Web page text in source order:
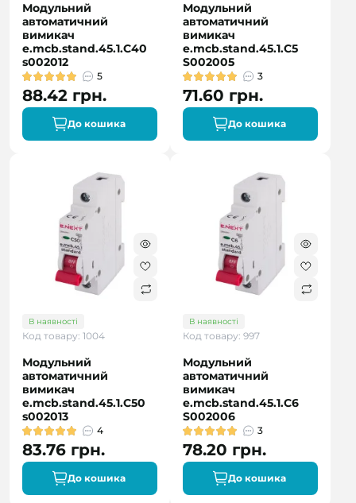
Модульний
автоматичний
вимикач
e.mcb.stand.45.1.C40
s002012
5
88.42 грн.
До кошика
Модульний
автоматичний
вимикач
e.mcb.stand.45.1.C5
S002005
3
71.60 грн.
До кошика
В наявності
Код товару: 1004
Модульний
автоматичний
вимикач
e.mcb.stand.45.1.C50
s002013
4
83.76 грн.
До кошика
В наявності
Код товару: 997
Модульний
автоматичний
вимикач
e.mcb.stand.45.1.C6
S002006
3
78.20 грн.
До кошика